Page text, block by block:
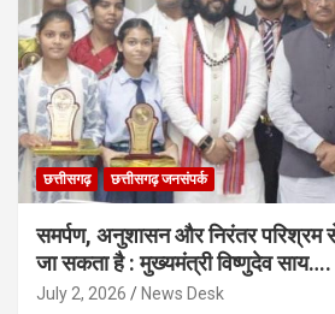
छत्तीसगढ़ छत्तीसगढ़ जनसंपर्क
समर्पण, अनुशासन और निरंतर परिश्रम से
जा सकता है : मुख्यमंत्री विष्णुदेव साय….
July 2, 2026 News Desk